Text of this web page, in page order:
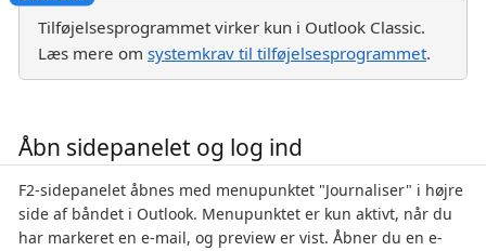
Tilføjelsesprogrammet virker kun i Outlook Classic.
Læs mere om systemkrav til tilføjelsesprogrammet.
Åbn sidepanelet og log ind
F2-sidepanelet åbnes med menupunktet "Journaliser" i højre
side af båndet i Outlook. Menupunktet er kun aktivt, når du
har markeret en e-mail, og preview er vist. Åbner du en e-